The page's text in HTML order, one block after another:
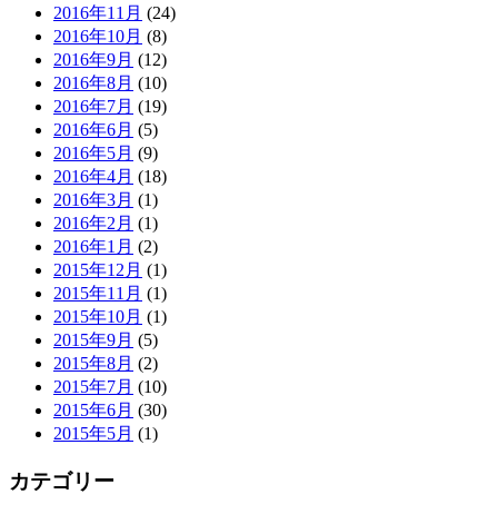
2016年11月 (24)
2016年10月 (8)
2016年9月 (12)
2016年8月 (10)
2016年7月 (19)
2016年6月 (5)
2016年5月 (9)
2016年4月 (18)
2016年3月 (1)
2016年2月 (1)
2016年1月 (2)
2015年12月 (1)
2015年11月 (1)
2015年10月 (1)
2015年9月 (5)
2015年8月 (2)
2015年7月 (10)
2015年6月 (30)
2015年5月 (1)
カテゴリー